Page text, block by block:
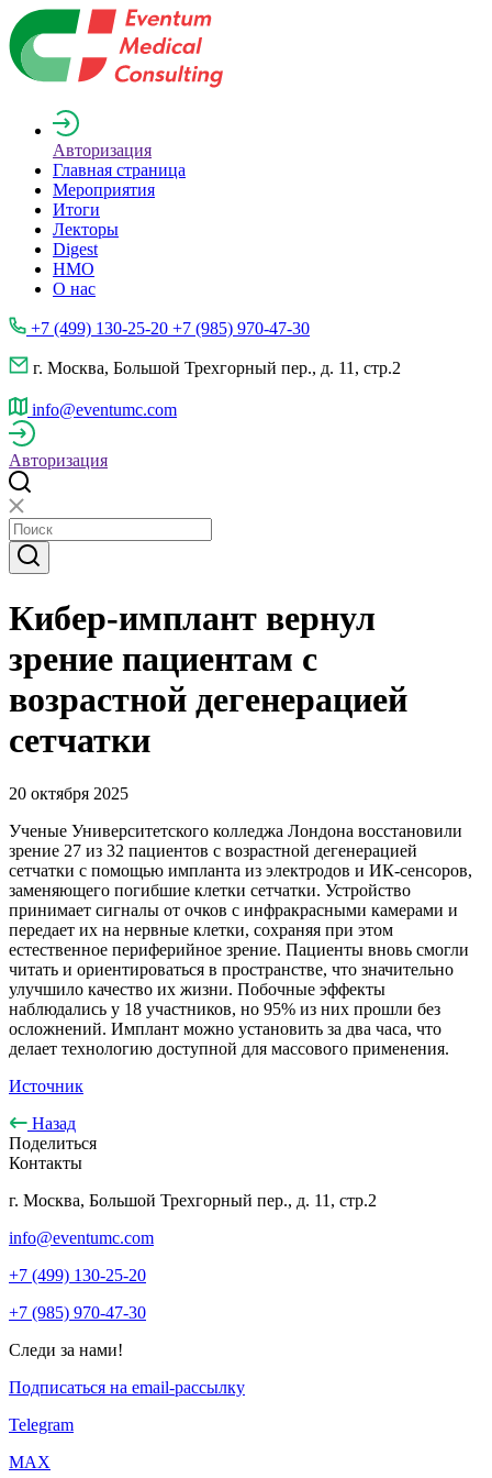
Авторизация
Главная страница
Мероприятия
Итоги
Лекторы
Digest
НМО
О нас
+7 (499) 130-25-20 +7 (985) 970-47-30
г. Москва, Большой Трехгорный пер., д. 11, стр.2
info@eventumc.com
Авторизация
Кибер-имплант вернул
зрение пациентам с
возрастной дегенерацией
сетчатки
20 октября 2025
Ученые Университетского колледжа Лондона восстановили
зрение 27 из 32 пациентов с возрастной дегенерацией
сетчатки с помощью импланта из электродов и ИК-сенсоров,
заменяющего погибшие клетки сетчатки. Устройство
принимает сигналы от очков с инфракрасными камерами и
передает их на нервные клетки, сохраняя при этом
естественное периферийное зрение. Пациенты вновь смогли
читать и ориентироваться в пространстве, что значительно
улучшило качество их жизни. Побочные эффекты
наблюдались у 18 участников, но 95% из них прошли без
осложнений. Имплант можно установить за два часа, что
делает технологию доступной для массового применения.
Источник
Назад
Поделиться
Контакты
г. Москва, Большой Трехгорный пер., д. 11, стр.2
info@eventumc.com
+7 (499) 130-25-20
+7 (985) 970-47-30
Следи за нами!
Подписаться на email-рассылку
Telegram
МАХ